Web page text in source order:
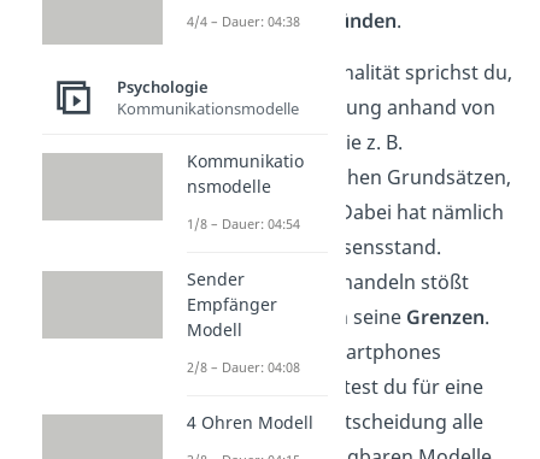
Erlebnissegut begründen.
Von objektiver Rationalität sprichst du,
wenn eine Entscheidung anhand von
Daten und Fakten, wie z. B.
naturwissenschaftlichen Grundsätzen,
nachvollziehbar ist. Dabei hat nämlich
jeder denselben Wissensstand.
Objektiv rational zu handeln stößt
jedoch manchmal an seine Grenzen.
Für den Kauf des Smartphones
beispielsweise müsstest du für eine
objektiv rationale
Entscheidung alle
4/4 – Dauer: 04:38
Psychologie
Kommunikationsmodelle
Kommunikatio
nsmodelle
1/8 – Dauer: 04:54
Sender
Empfänger
Modell
2/8 – Dauer: 04:08
4 Ohren Modell